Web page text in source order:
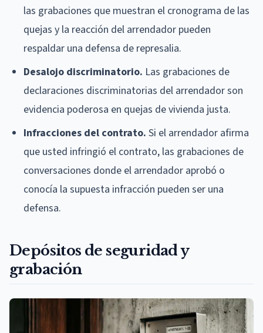
las grabaciones que muestran el cronograma de las
quejas y la reacción del arrendador pueden
respaldar una defensa de represalia.
Desalojo discriminatorio. Las grabaciones de
declaraciones discriminatorias del arrendador son
evidencia poderosa en quejas de vivienda justa.
Infracciones del contrato. Si el arrendador afirma
que usted infringió el contrato, las grabaciones de
conversaciones donde el arrendador aprobó o
conocía la supuesta infracción pueden ser una
defensa.
Depósitos de seguridad y
grabación